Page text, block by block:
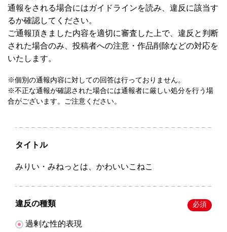
通報をされる場合にはガイドラインを読み、違反に該当す
るか確認してください。
ご通報頂きました内容を適切に審査した上で、違反と判断
された場合のみ、投稿者への注意・作品削除などの対応を
いたします。
※個別の通報内容に対しての回答は行っておりません。
※不正な通報が確認された場合には通報者に厳しい処分を行う場
合がございます。ご注意ください。
タイトル
みりい・みねっとは、かわいいこねこ
違反の種類 必須
過剰な性的表現